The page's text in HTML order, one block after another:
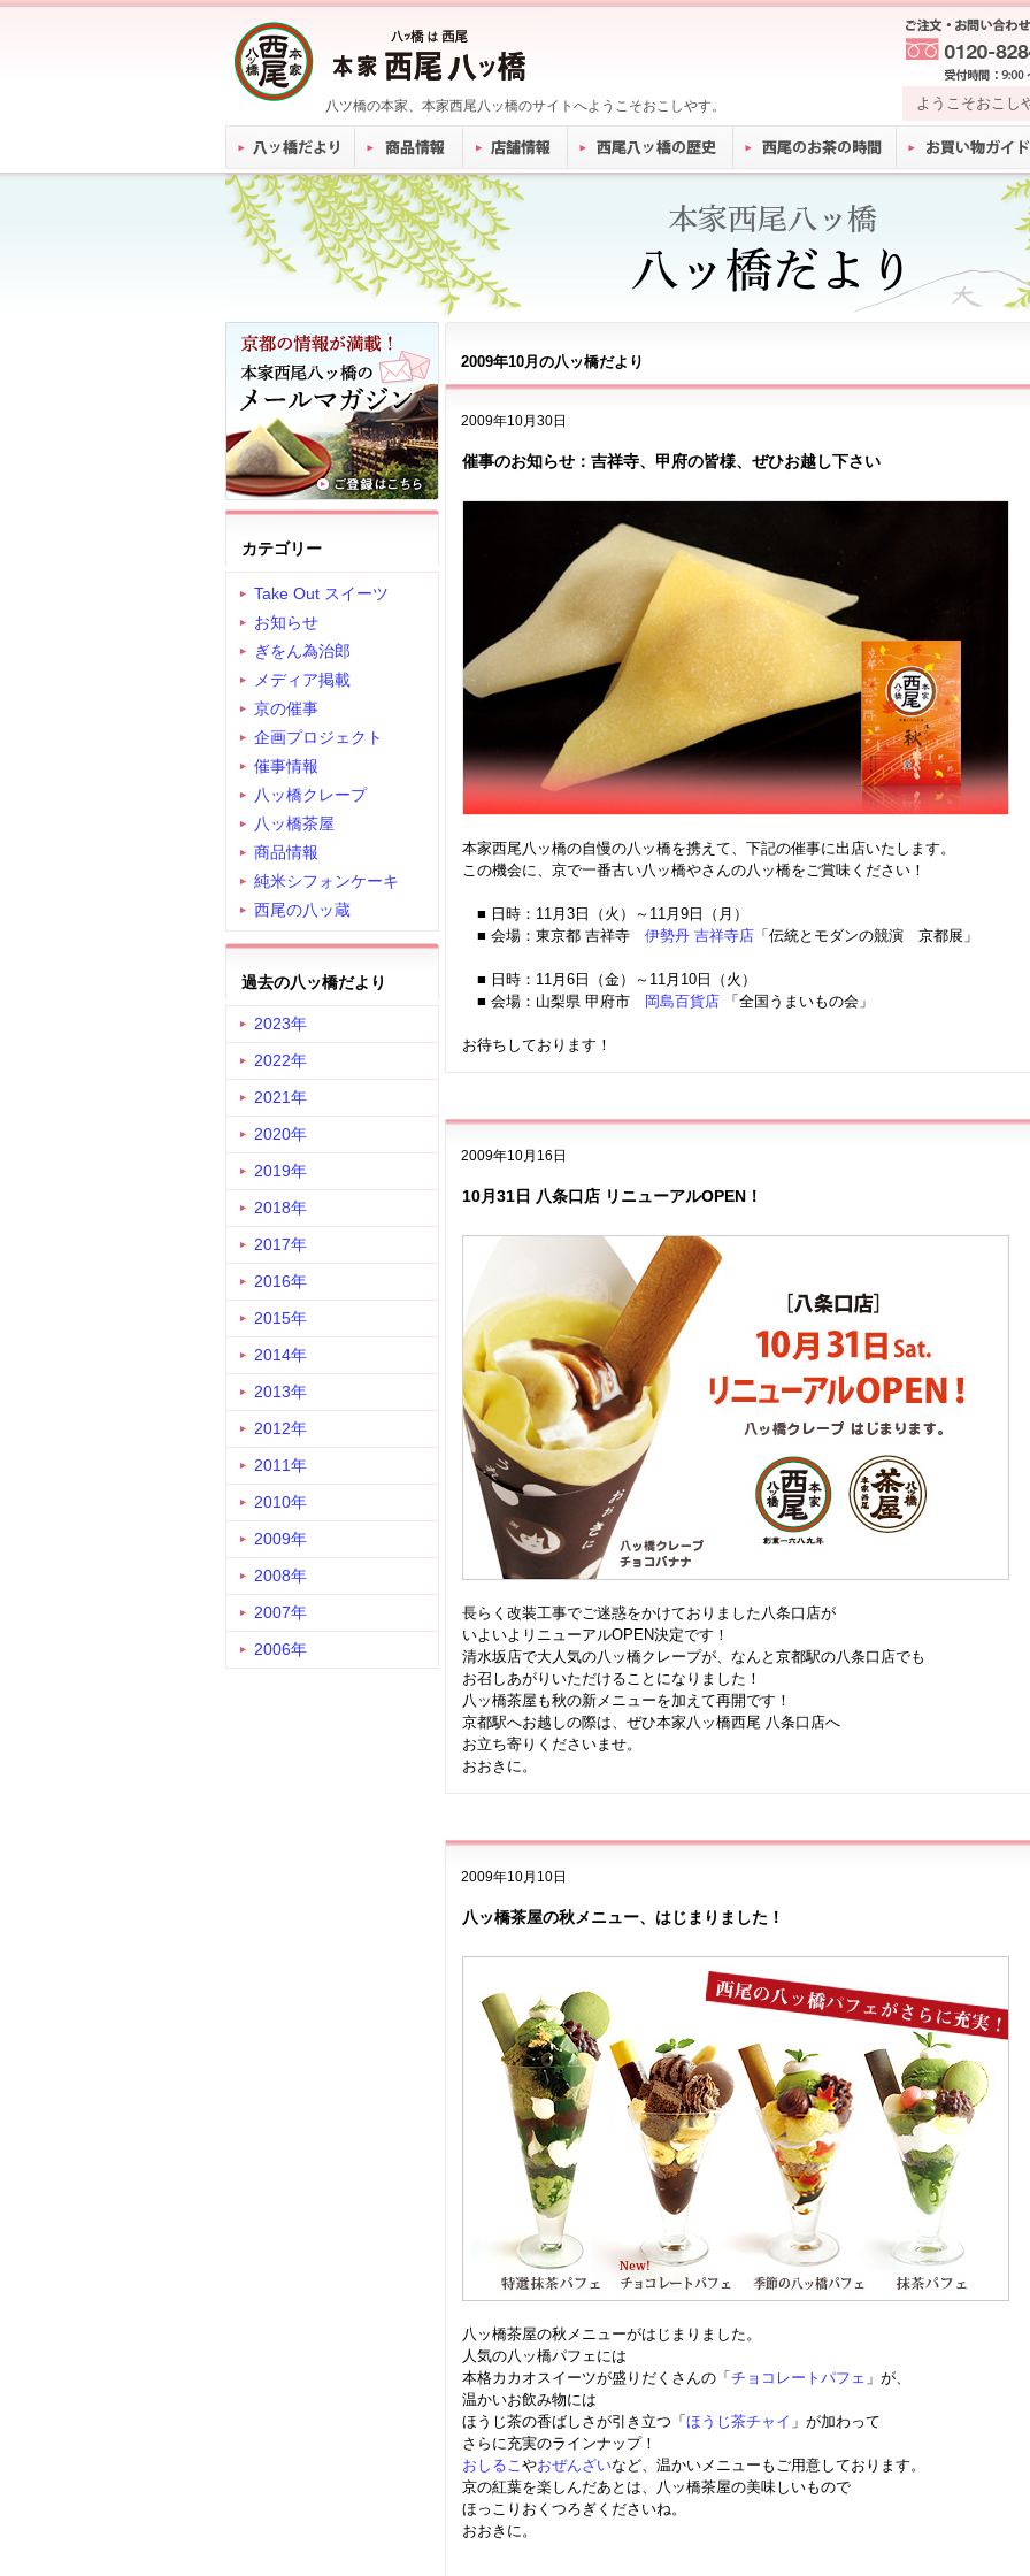
八ツ橋の本家、本家西尾八ッ橋のサイトへようこそおこしやす。 ようこそおこし
カテゴリー
Take Out スイーツ
お知らせ
ぎをん為治郎
メディア掲載
京の催事
企画プロジェクト
催事情報
八ッ橋クレープ
八ッ橋茶屋
商品情報
純米シフォンケーキ
西尾の八ッ蔵
過去の八ッ橋だより
2023年
2022年
2021年
2020年
2019年
2018年
2017年
2016年
2015年
2014年
2013年
2012年
2011年
2010年
2009年
2008年
2007年
2006年
2009年10月の八ッ橋だより
2009年10月30日
催事のお知らせ：吉祥寺、甲府の皆様、ぜひお越し下さい
本家西尾八ッ橋の自慢の八ッ橋を携えて、下記の催事に出店いたします。
この機会に、京で一番古い八ッ橋やさんの八ッ橋をご賞味ください！
■ 日時：11月3日（火）～11月9日（月）
■ 会場：東京都 吉祥寺 伊勢丹 吉祥寺店 「伝統とモダンの競演 京都展」
■ 日時：11月6日（金）～11月10日（火）
■ 会場：山梨県 甲府市
岡島百貨店 「全国うまいもの会」
お待ちしております！
2009年10月16日
10月31日 八条口店 リニューアルOPEN！
長らく改装工事でご迷惑をかけておりました八条口店が
いよいよリニューアルOPEN決定です！
清水坂店で大人気の八ッ橋クレープが、なんと京都駅の八条口店でも
お召しあがりいただけることになりました！
八ッ橋茶屋も秋の新メニューを加えて再開です！
京都駅へお越しの際は、ぜひ本家八ッ橋西尾 八条口店へ
お立ち寄りくださいませ。
おおきに。
2009年10月10日
八ッ橋茶屋の秋メニュー、はじまりました！
八ッ橋茶屋の秋メニューがはじまりました。
人気の八ッ橋パフェには
本格カカオスイーツが盛りだくさんの「 チョコレートパフェ 」が、
温かいお飲み物には
ほうじ茶の香ばしさが引き立つ「 ほうじ茶チャイ 」が加わって
さらに充実のラインナップ！
おしるこ やおぜんざいなど、温かいメニューもご用意しております。
京の紅葉を楽しんだあとは、八ッ橋茶屋の美味しいもので
ほっこりおくつろぎくださいね。
おおきに。